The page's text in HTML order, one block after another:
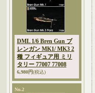
DML 1/6 Bren Gun ブ
レンガン MK1/ MK3 2
種 フィギュア用 ミリ
タリー 77007 77008
6,980円(税込)
No.2